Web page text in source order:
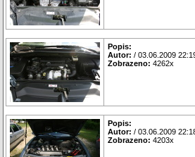
Popis:
Autor: / 03.06.2009
Zobrazeno: 4262x
Popis:
Autor: / 03.06.2009
Zobrazeno: 4203x